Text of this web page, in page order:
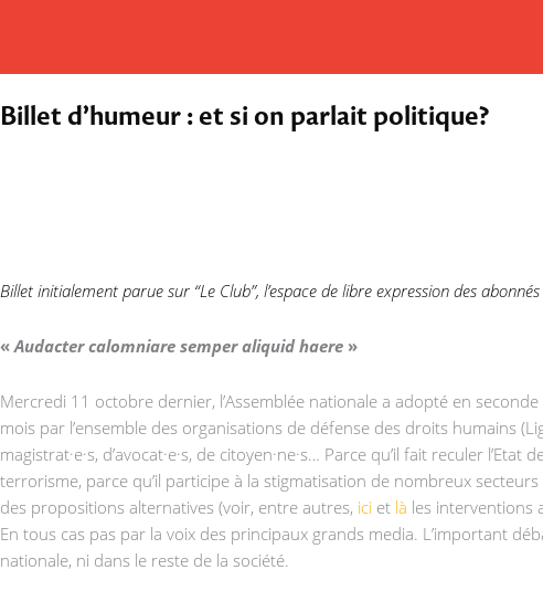
Billet d’humeur : et si on parlait politique?
Billet initialement parue sur “Le Club”, l’espace de libre expression des
« Audacter calomniare semper aliquid haere »
Mercredi 11 octobre dernier, l’Assemblée nationale a adopté en
mois par l’ensemble des organisations de défense des droits humains
magistrat·e·s, d’avocat·e·s, de citoyen·ne·s… Parce qu’il fait reculer
terrorisme, parce qu’il participe à la stigmatisation de nombreux
des propositions alternatives (voir, entre autres, ici et là les interventions
En tous cas pas par la voix des principaux grands media. L’important
nationale, ni dans le reste de la société.